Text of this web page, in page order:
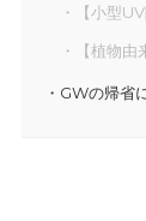
【小型
【植物
GWの帰省